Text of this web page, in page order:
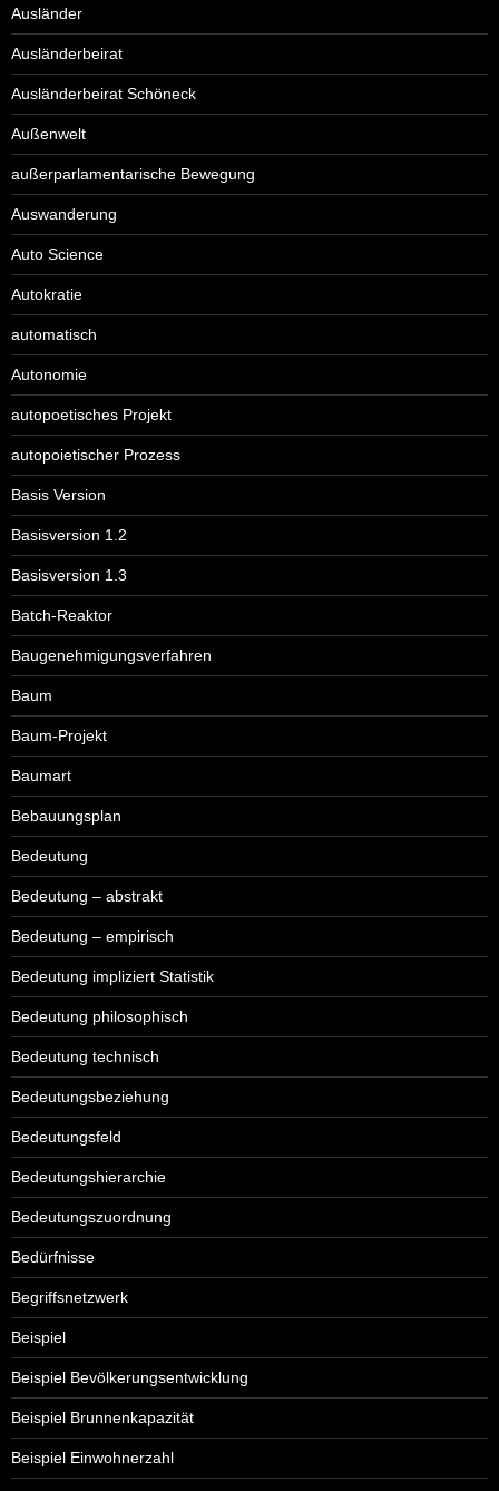
Ausländer
Ausländerbeirat
Ausländerbeirat Schöneck
Außenwelt
außerparlamentarische Bewegung
Auswanderung
Auto Science
Autokratie
automatisch
Autonomie
autopoetisches Projekt
autopoietischer Prozess
Basis Version
Basisversion 1.2
Basisversion 1.3
Batch-Reaktor
Baugenehmigungsverfahren
Baum
Baum-Projekt
Baumart
Bebauungsplan
Bedeutung
Bedeutung – abstrakt
Bedeutung – empirisch
Bedeutung impliziert Statistik
Bedeutung philosophisch
Bedeutung technisch
Bedeutungsbeziehung
Bedeutungsfeld
Bedeutungshierarchie
Bedeutungszuordnung
Bedürfnisse
Begriffsnetzwerk
Beispiel
Beispiel Bevölkerungsentwicklung
Beispiel Brunnenkapazität
Beispiel Einwohnerzahl